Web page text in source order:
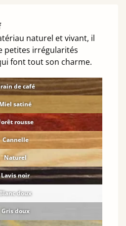
naturel et vivant, il
petites irrégularités
font tout son charme.
de café
satiné
rousse
Cannelle
Naturel
Lavis noir
doux
Gris doux